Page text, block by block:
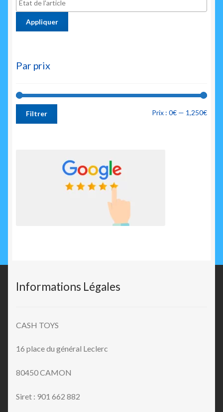
Appliquer
Par prix
Prix
Prix
Filtrer Prix : 0€ — 1,250€
Informations Légales
CASH TOYS
16 place du général Leclerc
80450 CAMON
Siret : 901 662 882